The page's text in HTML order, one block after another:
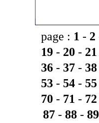
page : 1 - 2
19 - 20 - 21
36 - 37 - 38
53 - 54 - 55
70 - 71 - 72
87 - 88 - 89